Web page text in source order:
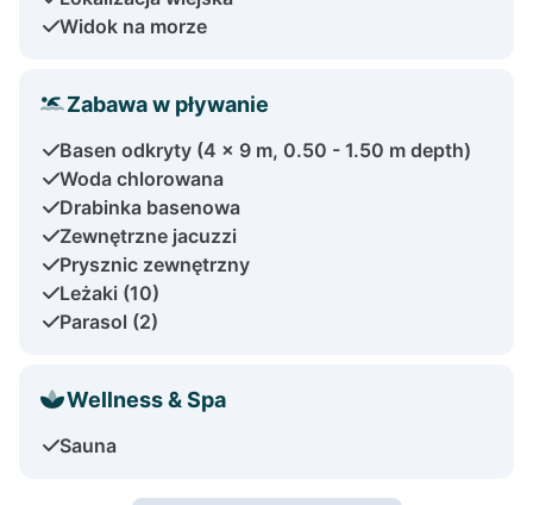
Widok na morze
Zabawa w pływanie
Basen odkryty (4 x 9 m, 0.50 - 1.50 m depth)
Woda chlorowana
Drabinka basenowa
Zewnętrzne jacuzzi
Prysznic zewnętrzny
Leżaki (10)
Parasol (2)
Wellness & Spa
Sauna